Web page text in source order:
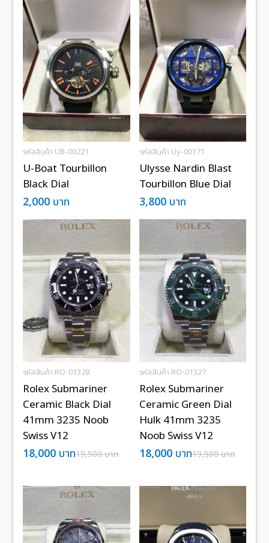
รหัสสินค้า UB-00221
U-Boat Tourbillon
Black Dial
2,000 บาท
รหัสสินค้า Uy-00171
Ulysse Nardin Blast
Tourbillon Blue Dial
3,800 บาท
รหัสสินค้า RO-01328
Rolex Submariner
Ceramic Black Dial
41mm 3235 Noob
Swiss V12
19,500บาท
18,000 บาท
รหัสสินค้า RO-01327
Rolex Submariner
Ceramic Green Dial
Hulk 41mm 3235
Noob Swiss V12
19,500บาท
18,000 บาท